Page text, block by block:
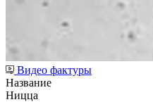
Видео фактуры
Название
Ницца